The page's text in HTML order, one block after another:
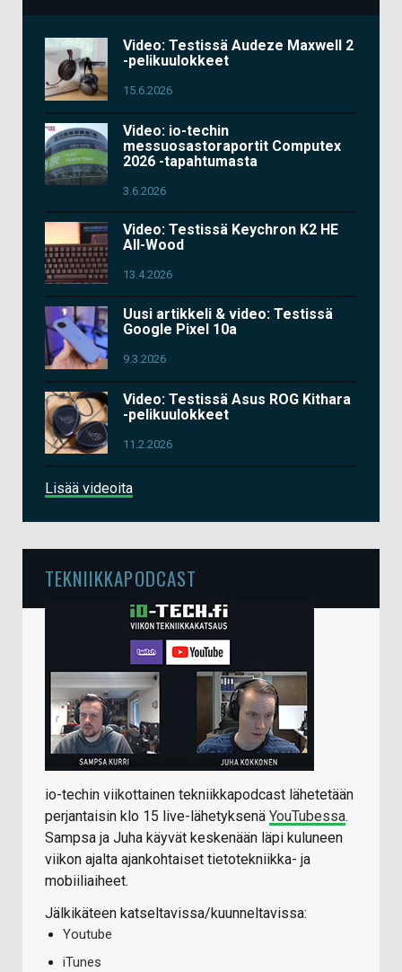
Video: Testissä Audeze Maxwell 2
-pelikuulokkeet
15.6.2026
Video: io-techin
messuosastoraportit Computex
2026 -tapahtumasta
3.6.2026
Video: Testissä Keychron K2 HE
All-Wood
13.4.2026
Uusi artikkeli & video: Testissä
Google Pixel 10a
9.3.2026
Video: Testissä Asus ROG Kithara
-pelikuulokkeet
11.2.2026
Lisää videoita
TEKNIIKKAPODCAST
io-techin viikottainen tekniikkapodcast lähetetään
perjantaisin klo 15 live-lähetyksenä YouTubessa.
Sampsa ja Juha käyvät keskenään läpi kuluneen
viikon ajalta ajankohtaiset tietotekniikka- ja
mobiiliaiheet.
Jälkikäteen katseltavissa/kuunneltavissa:
Youtube
iTunes